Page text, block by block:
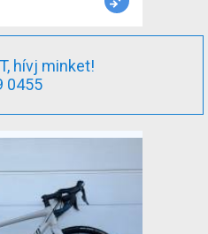
hívj minket!
0455